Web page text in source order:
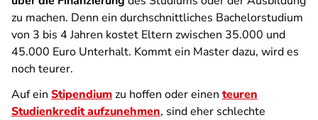
zu machen. Denn ein durchschnittliches Bachelorstudium
von 3 bis 4 Jahren kostet Eltern zwischen 35.000 und
45.000 Euro Unterhalt. Kommt ein Master dazu, wird es
noch teurer.
Auf ein Stipendiumzu hoffen oder einen teuren
Studienkredit aufzunehmen, sind eher schlechte